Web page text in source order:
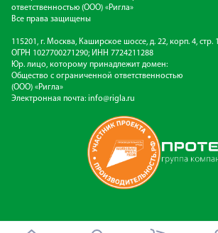
ответственностью (ООО) «Ригла»
Все права защищены
115201, г. Москва, Каширское шоссе, д. 22, корп. 4, стр. 1
ОГРН 1027700271290; ИНН 7724211288
Юр. лицо, которому принадлежит домен:
Общество с ограниченной ответственностью
(ООО) «Ригла»
Электронная почта: info@rigla.ru